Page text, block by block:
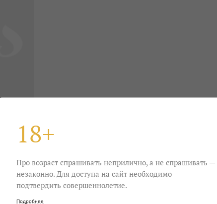
его актерский вагончик непрестанно заносят
знаменитое выражение лица). В перерывах
18+
Про возраст спрашивать неприлично, а не спрашивать —
незаконно. Для доступа на сайт необходимо
подтвердить совершеннолетие.
Подробнее